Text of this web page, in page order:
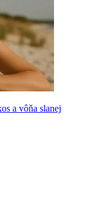
a vôňa slanej